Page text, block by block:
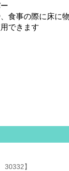
食事の際に床に
できます
30332】